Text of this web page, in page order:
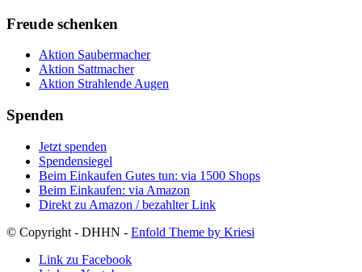
Freude schenken
Aktion Saubermacher
Aktion Sattmacher
Aktion Strahlende Augen
Spenden
Jetzt spenden
Spendensiegel
Beim Einkaufen Gutes tun: via 1500 Shops
Beim Einkaufen: via Amazon
Direkt zu Amazon / bezahlter Link
© Copyright - DHHN - Enfold Theme by Kriesi
Link zu Facebook